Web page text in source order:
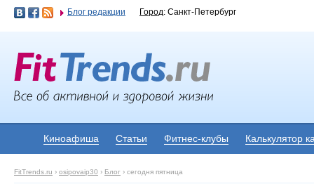
Блог редакции Город: Санкт-Петербург
Киноафиша Статьи Фитнес-клубы Калькулятор
FitTrends.ru › osipovaip30 › Блог › сегодня пятница